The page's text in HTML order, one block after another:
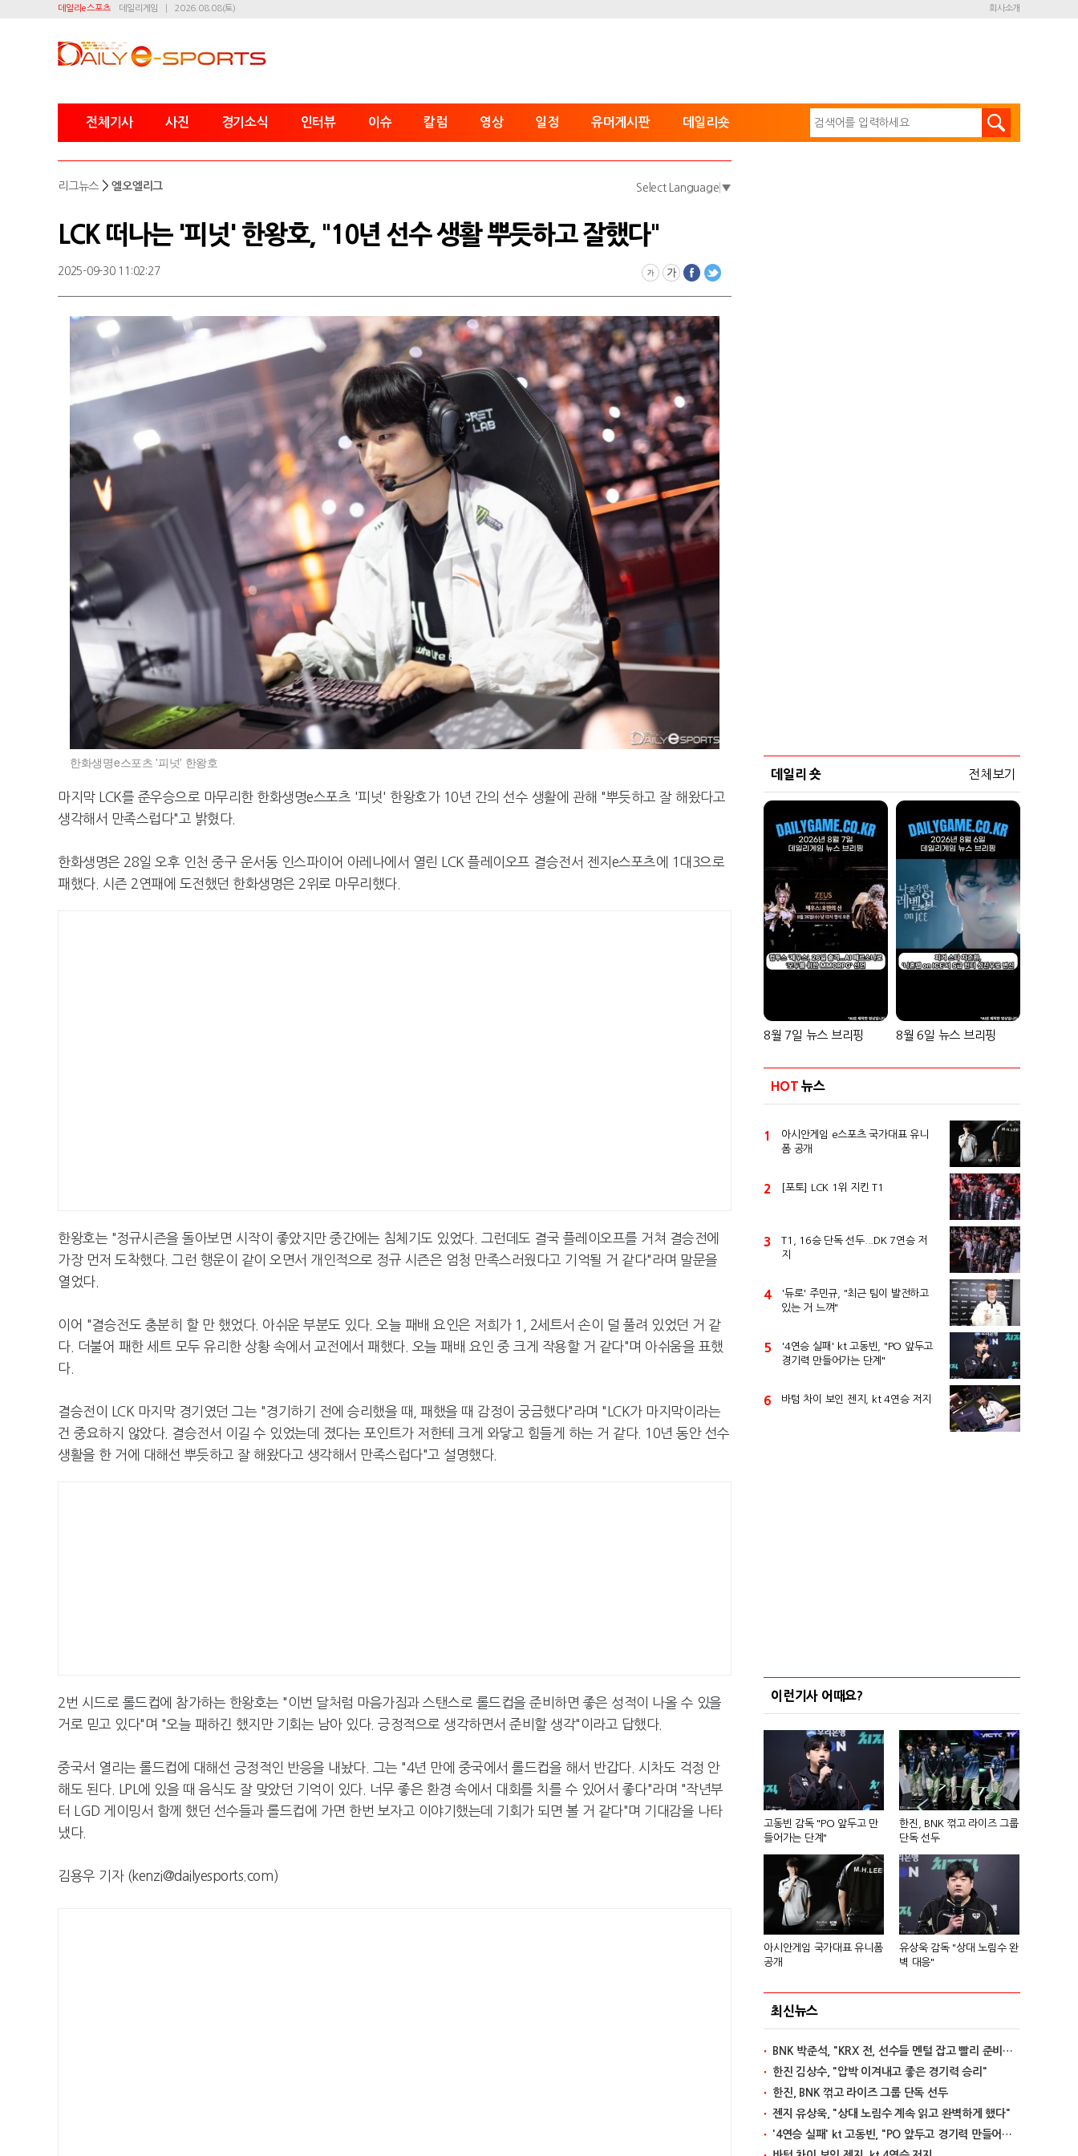
데일리e스포츠 데일리게임 2026.08.08(토) 회사소개
전체기사 사진 경기소식 인터뷰 이슈 칼럼 영상 일정 유머게시판 데일리숏
리그뉴스 >엘오엘리그 Select Language ▼
LCK 떠나는 '피넛' 한왕호, "10년 선수 생활 뿌듯하고 잘했다"
2025-09-30 11:02:27
한화생명e스포츠 '피넛' 한왕호
마지막 LCK를 준우승으로 마무리한 한화생명e스포츠 '피넛' 한왕호가 10년 간의 선수 생활에 관해 "뿌듯하고 잘 해왔다고
생각해서 만족스럽다"고 밝혔다.
한화생명은 28일 오후 인천 중구 운서동 인스파이어 아레나에서 열린 LCK 플레이오프 결승전서 젠지e스포츠에 1대3으로
패했다. 시즌 2연패에 도전했던 한화생명은 2위로 마무리했다.
한왕호는 "정규시즌을 돌아보면 시작이 좋았지만 중간에는 침체기도 있었다. 그런데도 결국 플레이오프를 거쳐 결승전에
가장 먼저 도착했다. 그런 행운이 같이 오면서 개인적으로 정규 시즌은 엄청 만족스러웠다고 기억될 거 같다"라며 말문을
열었다.
이어 "결승전도 충분히 할 만 했었다. 아쉬운 부분도 있다. 오늘 패배 요인은 저희가 1, 2세트서 손이 덜 풀려 있었던 거 같
다. 더불어 패한 세트 모두 유리한 상황 속에서 교전에서 패했다. 오늘 패배 요인 중 크게 작용할 거 같다"며 아쉬움을 표했
다.
결승전이 LCK 마지막 경기였던 그는 "경기하기 전에 승리했을 때, 패했을 때 감정이 궁금했다"라며 "LCK가 마지막이라는
건 중요하지 않았다. 결승전서 이길 수 있었는데 졌다는 포인트가 저한테 크게 와닿고 힘들게 하는 거 같다. 10년 동안 선수
생활을 한 거에 대해선 뿌듯하고 잘 해왔다고 생각해서 만족스럽다"고 설명했다.
2번 시드로 롤드컵에 참가하는 한왕호는 "이번 달처럼 마음가짐과 스탠스로 롤드컵을 준비하면 좋은 성적이 나올 수 있을
거로 믿고 있다"며 "오늘 패하긴 했지만 기회는 남아 있다. 긍정적으로 생각하면서 준비할 생각"이라고 답했다.
중국서 열리는 롤드컵에 대해선 긍정적인 반응을 내놨다. 그는 "4년 만에 중국에서 롤드컵을 해서 반갑다. 시차도 걱정 안
해도 된다. LPL에 있을 때 음식도 잘 맞았던 기억이 있다. 너무 좋은 환경 속에서 대회를 치를 수 있어서 좋다"라며 "작년부
터 LGD 게이밍서 함께 했던 선수들과 롤드컵에 가면 한번 보자고 이야기했는데 기회가 되면 볼 거 같다"며 기대감을 나타
냈다.
김용우 기자 (kenzi@dailyesports.com)
데일리 숏 전체보기
8월 7일 뉴스 브리핑 8월 6일 뉴스 브리핑
HOT 뉴스
1
아시안게임 e스포츠 국가대표 유니
폼 공개
2 [포토] LCK 1위 지킨 T1
3
T1, 16승 단독 선두...DK 7연승 저
지
4
'듀로' 주민규, "최근 팀이 발전하고
있는 거 느껴"
5
'4연승 실패' kt 고동빈, "PO 앞두고
경기력 만들어가는 단계"
6 바텀 차이 보인 젠지, kt 4연승 저지
이런기사 어때요?
고동빈 감독 "PO 앞두고 만
들어가는 단계"
한진, BNK 꺾고 라이즈 그룹
단독 선두
아시안게임 국가대표 유니폼
공개
유상욱 감독 "상대 노림수 완
벽 대응"
최신뉴스
BNK 박준석, "KRX 전, 선수들 멘털 잡고 빨리 준비할 것"
한진 김상수, "압박 이겨내고 좋은 경기력 승리"
한진, BNK 꺾고 라이즈 그룹 단독 선두
젠지 유상욱, "상대 노림수 계속 읽고 완벽하게 했다"
'4연승 실패' kt 고동빈, "PO 앞두고 경기력 만들어가는 단계"